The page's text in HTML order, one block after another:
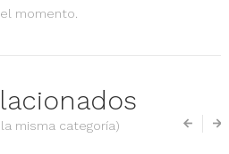
momento.
misma categoría)